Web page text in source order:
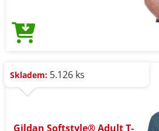
Skladem: 5.126 ks
Gildan Softstyle® Adult T-